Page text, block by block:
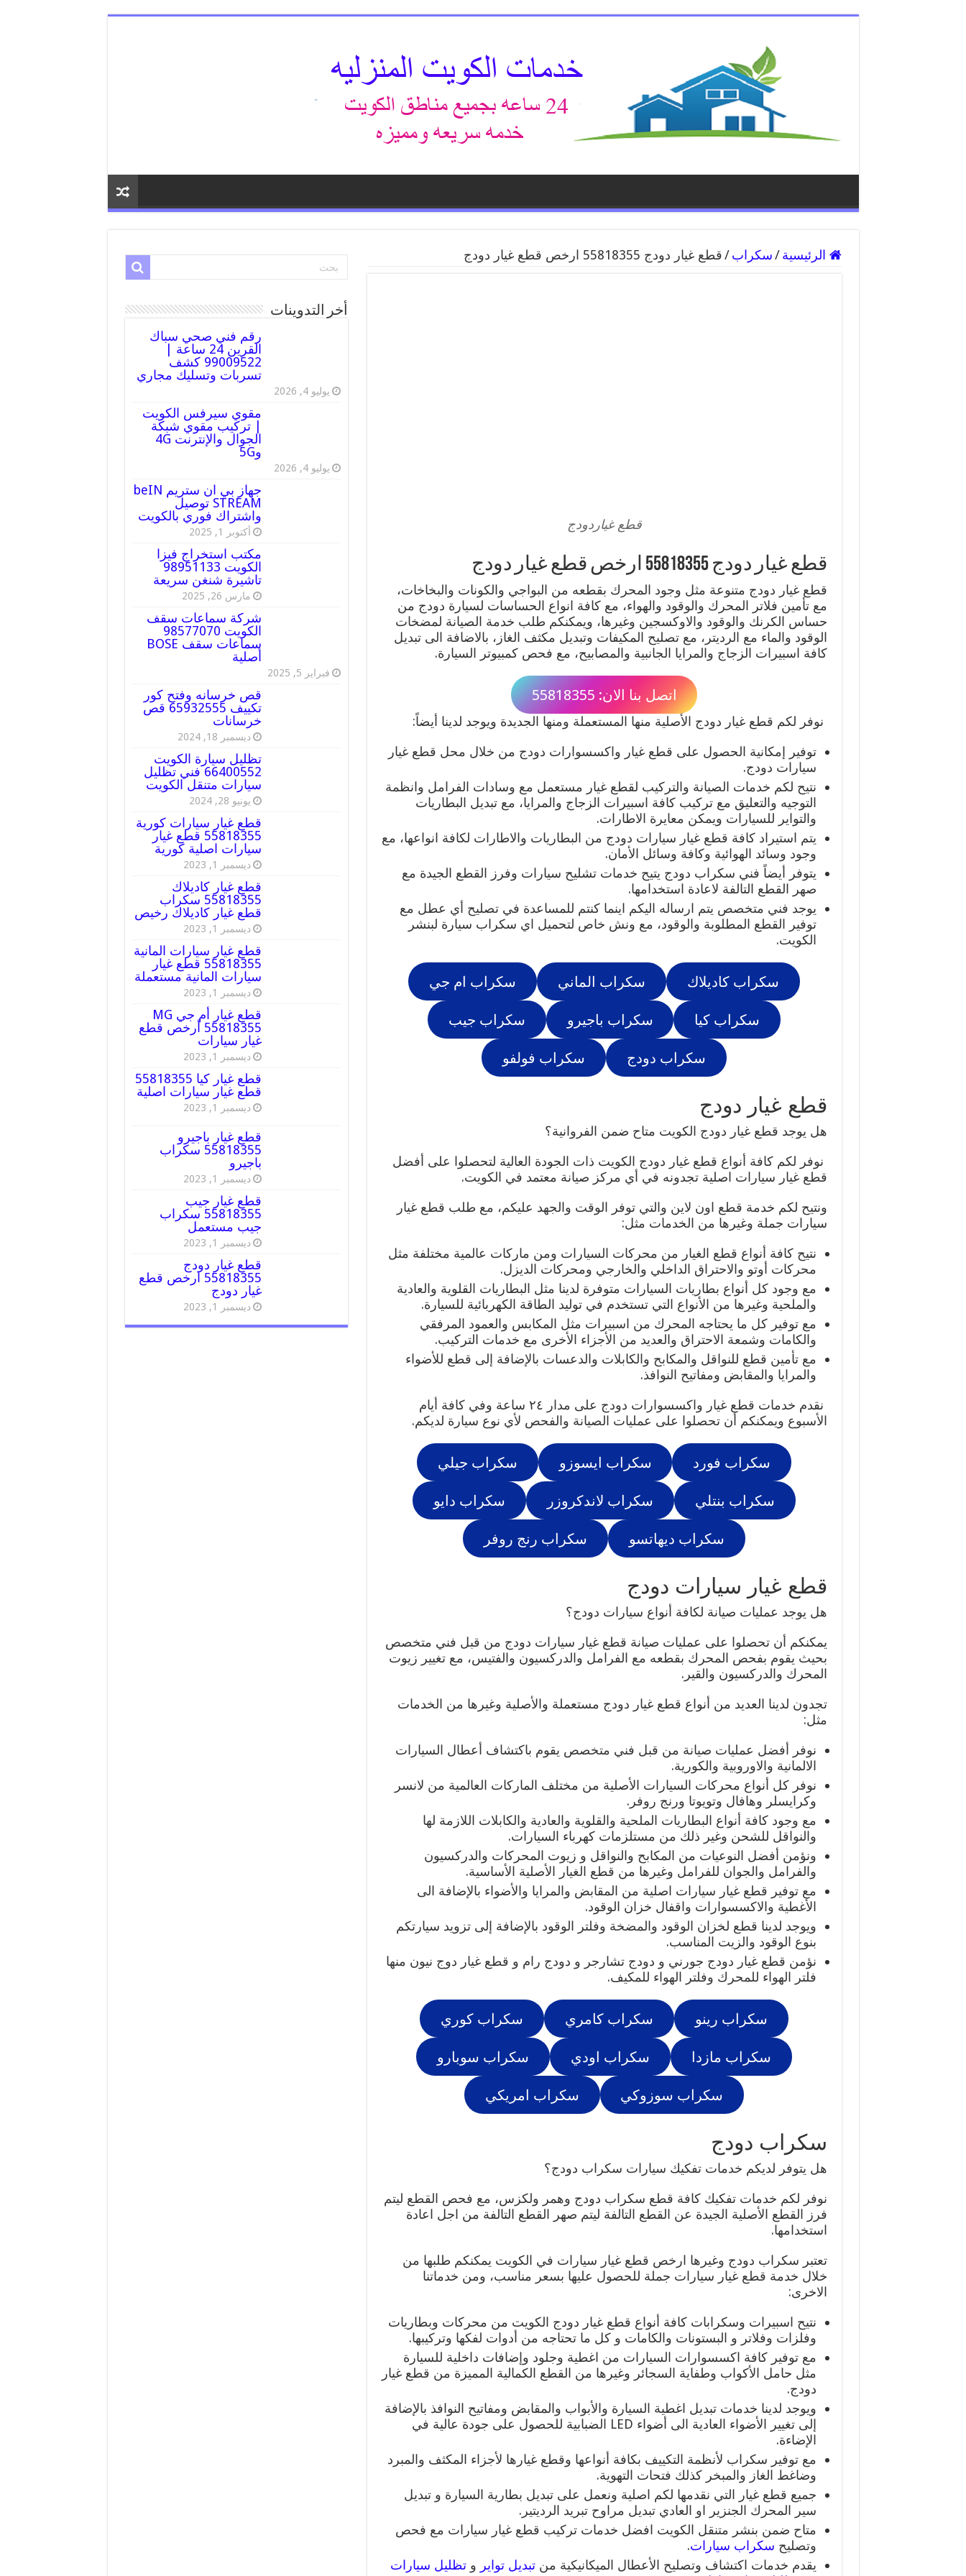
الرئيسية /سكراب /قطع غيار دودج 55818355 ارخص قطع غيار دودج
قطع غياردودج
قطع غيار دودج 55818355 ارخص قطع غيار دودج
قطع غيار دودج متنوعة مثل وجود المحرك بقطعه من البواجي والكونات والبخاخات،
مع تأمين فلاتر المحرك والوقود والهواء، مع كافة انواع الحساسات لسيارة دودج من
حساس الكرنك والوقود والاوكسجين وغيرها، ويمكنكم طلب خدمة الصيانة لمضخات
الوقود والماء مع الرديتر، مع تصليح المكيفات وتبديل مكثف الغاز، بالاضافة الى تبديل
كافة اسبيرات الزجاج والمرايا الجانبية والمصابيح، مع فحص كمبيوتر السيارة.
اتصل بنا الان: 55818355
نوفر لكم قطع غيار دودج الأصلية منها المستعملة ومنها الجديدة ويوجد لدينا أيضاً:
توفير إمكانية الحصول على قطع غيار واكسسوارات دودج من خلال محل قطع غيار
سيارات دودج.
نتيح لكم خدمات الصيانة والتركيب لقطع غيار مستعمل مع وسادات الفرامل وانظمة
التوجيه والتعليق مع تركيب كافة اسبيرات الزجاج والمرايا، مع تبديل البطاريات
والتواير للسيارات ويمكن معايرة الاطارات.
يتم استيراد كافة قطع غيار سيارات دودج من البطاريات والاطارات لكافة انواعها، مع
وجود وسائد الهوائية وكافة وسائل الأمان.
يتوفر أيضاً فني سكراب دودج يتيح خدمات تشليح سيارات وفرز القطع الجيدة مع
صهر القطع التالفة لاعادة استخدامها.
يوجد فني متخصص يتم ارساله اليكم اينما كنتم للمساعدة في تصليح أي عطل مع
توفير القطع المطلوبة والوقود، مع ونش خاص لتحميل اي سكراب سيارة لبنشر
الكويت.
سكراب كاديلاك سكراب الماني سكراب ام جي
سكراب كيا سكراب باجيرو سكراب جيب
سكراب دودج سكراب فولفو
قطع غيار دودج
هل يوجد قطع غيار دودج الكويت متاح ضمن الفروانية؟
نوفر لكم كافة أنواع قطع غيار دودج الكويت ذات الجودة العالية لتحصلوا على أفضل
قطع غيار سيارات اصلية تجدونه في أي مركز صيانة معتمد في الكويت.
ونتيح لكم خدمة قطع اون لاين والتي توفر الوقت والجهد عليكم، مع طلب قطع غيار
سيارات جملة وغيرها من الخدمات مثل:
نتيح كافة أنواع قطع الغيار من محركات السيارات ومن ماركات عالمية مختلفة مثل
محركات أوتو والاحتراق الداخلي والخارجي ومحركات الديزل.
مع وجود كل أنواع بطاريات السيارات متوفرة لدينا مثل البطاريات القلوية والعادية
والملحية وغيرها من الأنواع التي تستخدم في توليد الطاقة الكهربائية للسيارة.
مع توفير كل ما يحتاجه المحرك من اسبيرات مثل المكابس والعمود المرفقي
والكامات وشمعة الاحتراق والعديد من الأجزاء الأخرى مع خدمات التركيب.
مع تأمين قطع للنواقل والمكابح والكابلات والدعسات بالإضافة إلى قطع للأضواء
والمرايا والمقابض ومفاتيح النوافذ.
نقدم خدمات قطع غيار واكسسوارات دودج على مدار ٢٤ ساعة وفي كافة أيام
الأسبوع ويمكنكم أن تحصلوا على عمليات الصيانة والفحص لأي نوع سيارة لديكم.
سكراب فورد سكراب ايسوزو سكراب جيلي
سكراب بنتلي سكراب لاندكروزر سكراب دايو
سكراب ديهاتسو سكراب رنج روفر
قطع غيار سيارات دودج
هل يوجد عمليات صيانة لكافة أنواع سيارات دودج؟
يمكنكم أن تحصلوا على عمليات صيانة قطع غيار سيارات دودج من قبل فني متخصص
بحيث يقوم بفحص المحرك بقطعه مع الفرامل والدركسيون والفتيس، مع تغيير زيوت
المحرك والدركسيون والقير.
تجدون لدينا العديد من أنواع قطع غيار دودج مستعملة والأصلية وغيرها من الخدمات
مثل:
نوفر أفضل عمليات صيانة من قبل فني متخصص يقوم باكتشاف أعطال السيارات
الالمانية والاوروبية والكورية.
نوفر كل أنواع محركات السيارات الأصلية من مختلف الماركات العالمية من لانسر
وكرايسلر وهافال وتويوتا ورنج روفر.
مع وجود كافة أنواع البطاريات الملحية والقلوية والعادية والكابلات اللازمة لها
والنواقل للشحن وغير ذلك من مستلزمات كهرباء السيارات.
ونؤمن أفضل النوعيات من المكابح والنواقل و زيوت المحركات والدركسيون
والفرامل والجوان للفرامل وغيرها من قطع الغيار الأصلية الأساسية.
مع توفير قطع غيار سيارات اصلية من المقابض والمرايا والأضواء بالإضافة الى
الأغطية والاكسسوارات واقفال خزان الوقود.
ويوجد لدينا قطع لخزان الوقود والمضخة وفلتر الوقود بالإضافة إلى تزويد سيارتكم
بنوع الوقود والزيت المناسب.
نؤمن قطع غيار دودج جورني و دودج تشارجر و دودج رام و قطع غيار دوج نيون منها
فلتر الهواء للمحرك وفلتر الهواء للمكيف.
سكراب رينو سكراب كامري سكراب كوري
سكراب مازدا سكراب اودي سكراب سوبارو
سكراب سوزوكي سكراب امريكي
سكراب دودج
هل يتوفر لديكم خدمات تفكيك سيارات سكراب دودج؟
نوفر لكم خدمات تفكيك كافة قطع سكراب دودج وهمر ولكزس، مع فحص القطع ليتم
فرز القطع الأصلية الجيدة عن القطع التالفة ليتم صهر القطع التالفة من اجل اعادة
استخدامها.
تعتبر سكراب دودج وغيرها ارخص قطع غيار سيارات في الكويت يمكنكم طلبها من
خلال خدمة قطع غيار سيارات جملة للحصول عليها بسعر مناسب، ومن خدماتنا
الاخرى:
نتيح اسبيرات وسكرابات كافة أنواع قطع غيار دودج الكويت من محركات وبطاريات
وفلزات وفلاتر و البستونات والكامات و كل ما تحتاجه من أدوات لفكها وتركيبها.
مع توفير كافة اكسسوارات السيارات من اغطية وجلود وإضافات داخلية للسيارة
مثل حامل الأكواب وطفاية السجائر وغيرها من القطع الكمالية المميزة من قطع غيار
دودج.
ويوجد لدينا خدمات تبديل اغطية السيارة والأبواب والمقابض ومفاتيح النوافذ بالإضافة
إلى تغيير الأضواء العادية الى أضواء LED الضبابية للحصول على جودة عالية في
الإضاءة.
مع توفير سكراب لأنظمة التكييف بكافة أنواعها وقطع غيارها لأجزاء المكثف والمبرد
وضاغط الغاز والمبخر كذلك فتحات التهوية.
جميع قطع غيار التي نقدمها لكم اصلية ونعمل على تبديل بطارية السيارة و تبديل
سير المحرك الجنزير او العادي تبديل مراوح تبريد الرديتير.
متاح ضمن بنشر متنقل الكويت افضل خدمات تركيب قطع غيار سيارات مع فحص
وتصليح سكراب سيارات.
يقدم خدمات اكتشاف وتصليح الأعطال الميكانيكية منتبديل تواير وتظليل سيارات
أخر التدوينات
رقم فني صحي سباك
القرين 24 ساعة |
99009522 كشف
تسربات وتسليك مجاري
يوليو 4, 2026
مقوي سيرفس الكويت
| تركيب مقوي شبكة
الجوال والإنترنت 4G
و5G
يوليو 4, 2026
جهاز بي ان ستريم beIN
STREAM توصيل
واشتراك فوري بالكويت
أكتوبر 1, 2025
مكتب استخراج فيزا
الكويت 98951133
تاشيرة شنغن سريعة
مارس 26, 2025
شركة سماعات سقف
الكويت 98577070
سماعات سقف BOSE
أصلية
فبراير 5, 2025
قص خرسانه وفتح كور
تكييف 65932555 قص
خرسانات
ديسمبر 18, 2024
تظليل سيارة الكويت
66400552 فني تظليل
سيارات متنقل الكويت
يونيو 28, 2024
قطع غيار سيارات كورية
55818355 قطع غيار
سيارات اصلية كورية
ديسمبر 1, 2023
قطع غيار كاديلاك
55818355 سكراب
قطع غيار كاديلاك رخيص
ديسمبر 1, 2023
قطع غيار سيارات المانية
55818355 قطع غيار
سيارات المانية مستعملة
ديسمبر 1, 2023
قطع غيار أم جي MG
55818355 أرخص قطع
غيار سيارات
ديسمبر 1, 2023
قطع غيار كيا 55818355
قطع غيار سيارات اصلية
ديسمبر 1, 2023
قطع غيار باجيرو
55818355 سكراب
باجيرو
ديسمبر 1, 2023
قطع غيار جيب
55818355 سكراب
جيب مستعمل
ديسمبر 1, 2023
قطع غيار دودج
55818355 ارخص قطع
غيار دودج
ديسمبر 1, 2023